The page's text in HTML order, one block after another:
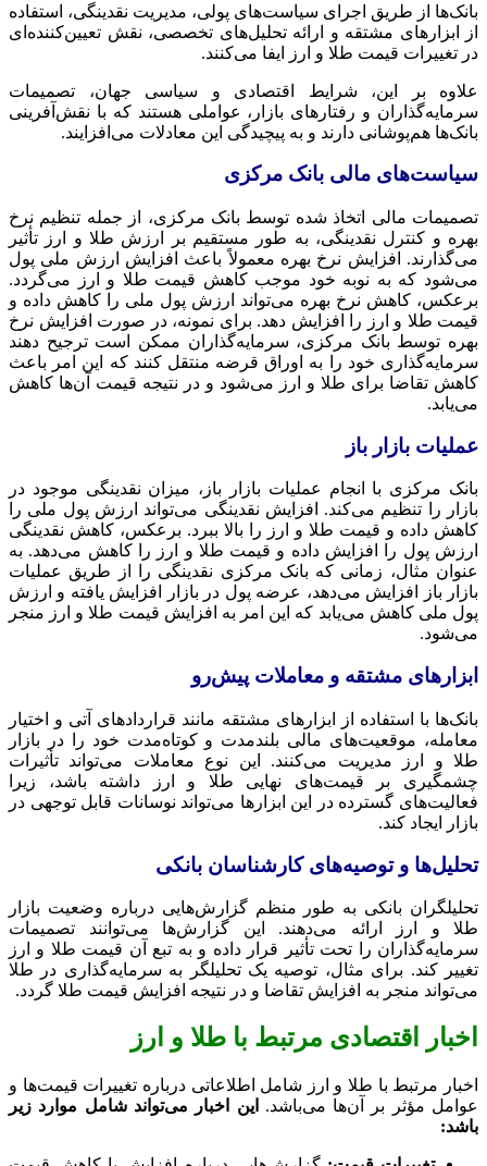
بانک‌ها از طریق اجرای سیاست‌های پولی، مدیریت نقدینگی، استفاده
از ابزارهای مشتقه و ارائه تحلیل‌های تخصصی، نقش تعیین‌کننده‌ای
در تغییرات قیمت طلا و ارز ایفا می‌کنند.
علاوه بر این، شرایط اقتصادی و سیاسی جهان، تصمیمات
سرمایه‌گذاران و رفتارهای بازار، عواملی هستند که با نقش‌آفرینی
بانک‌ها هم‌پوشانی دارند و به پیچیدگی این معادلات می‌افزایند.
سیاست‌های مالی بانک مرکزی
تصمیمات مالی اتخاذ شده توسط بانک مرکزی، از جمله تنظیم نرخ
بهره و کنترل نقدینگی، به طور مستقیم بر ارزش طلا و ارز تأثیر
می‌گذارند. افزایش نرخ بهره معمولاً باعث افزایش ارزش ملی پول
می‌شود که به نوبه خود موجب کاهش قیمت طلا و ارز می‌گردد.
برعکس، کاهش نرخ بهره می‌تواند ارزش پول ملی را کاهش داده و
قیمت طلا و ارز را افزایش دهد. برای نمونه، در صورت افزایش نرخ
بهره توسط بانک مرکزی، سرمایه‌گذاران ممکن است ترجیح دهند
سرمایه‌گذاری خود را به اوراق قرضه منتقل کنند که این امر باعث
کاهش تقاضا برای طلا و ارز می‌شود و در نتیجه قیمت آن‌ها کاهش
می‌یابد.
عملیات بازار باز
بانک مرکزی با انجام عملیات بازار باز، میزان نقدینگی موجود در
بازار را تنظیم می‌کند. افزایش نقدینگی می‌تواند ارزش پول ملی را
کاهش داده و قیمت طلا و ارز را بالا ببرد. برعکس، کاهش نقدینگی
ارزش پول را افزایش داده و قیمت طلا و ارز را کاهش می‌دهد. به
عنوان مثال، زمانی که بانک مرکزی نقدینگی را از طریق عملیات
بازار باز افزایش می‌دهد، عرضه پول در بازار افزایش یافته و ارزش
پول ملی کاهش می‌یابد که این امر به افزایش قیمت طلا و ارز منجر
می‌شود.
ابزارهای مشتقه و معاملات پیش‌رو
بانک‌ها با استفاده از ابزارهای مشتقه مانند قراردادهای آتی و اختیار
معامله، موقعیت‌های مالی بلندمدت و کوتاه‌مدت خود را در بازار
طلا و ارز مدیریت می‌کنند. این نوع معاملات می‌تواند تأثیرات
چشمگیری بر قیمت‌های نهایی طلا و ارز داشته باشد، زیرا
فعالیت‌های گسترده در این ابزارها می‌تواند نوسانات قابل توجهی در
بازار ایجاد کند.
تحلیل‌ها و توصیه‌های کارشناسان بانکی
تحلیلگران بانکی به طور منظم گزارش‌هایی درباره وضعیت بازار
طلا و ارز ارائه می‌دهند. این گزارش‌ها می‌توانند تصمیمات
سرمایه‌گذاران را تحت تأثیر قرار داده و به تبع آن قیمت طلا و ارز
تغییر کند. برای مثال، توصیه یک تحلیلگر به سرمایه‌گذاری در طلا
می‌تواند منجر به افزایش تقاضا و در نتیجه افزایش قیمت طلا گردد.
اخبار اقتصادی مرتبط با طلا و ارز
اخبار مرتبط با طلا و ارز شامل اطلاعاتی درباره تغییرات قیمت‌ها و
عوامل مؤثر بر آن‌ها می‌باشد.
این اخبار می‌تواند شامل موارد زیر
باشد: